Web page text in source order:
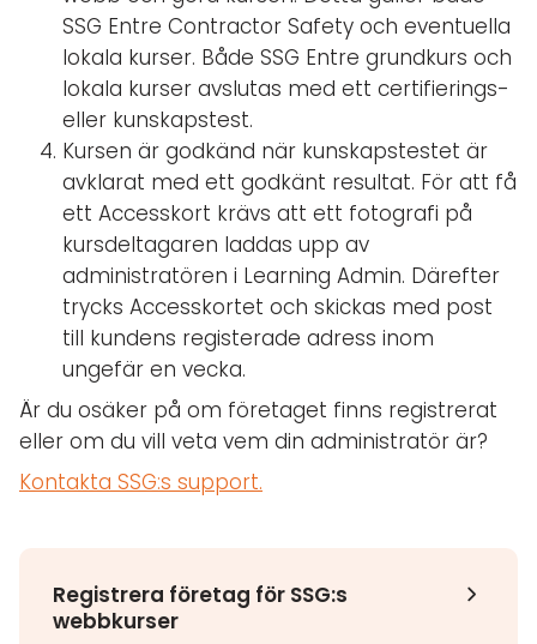
SSG Entre Contractor Safety och eventuella
lokala kurser. Både SSG Entre grundkurs och
lokala kurser avslutas med ett certifierings-
eller kunskapstest.
Kursen är godkänd när kunskapstestet är
avklarat med ett godkänt resultat. För att få
ett Accesskort krävs att ett fotografi på
kursdeltagaren laddas upp av
administratören i Learning Admin. Därefter
trycks Accesskortet och skickas med post
till kundens registerade adress inom
ungefär en vecka.
Är du osäker på om företaget finns registrerat
eller om du vill veta vem din administratör är?
Kontakta SSG:s support.
Registrera företag för SSG:s
webbkurser